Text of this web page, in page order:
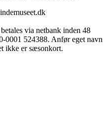
via netbank inden 48
0001 524388. Anfør eget navn
ikke er sæsonkort.